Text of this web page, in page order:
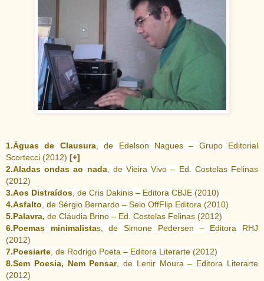
1.Águas de Clausura, de Edelson Nagues – Grupo Editorial
Scortecci (2012) [+]
2.Aladas ondas ao nada, de Vieira Vivo – Ed. Costelas Felinas
(2012)
3.Aos Distraídos, de Cris Dakinis – Editora CBJE (2010)
4.Asfalto, de Sérgio Bernardo – Selo OffFlip Editora (2010)
5.Palavra, de Cláudia Brino – Ed. Costelas Felinas (2012)
6.Poemas minimalistas, de Simone Pedersen – Editora RHJ
(2012)
7.Poesiarte, de Rodrigo Poeta – Editora Literarte (2012)
8.Sem Poesia, Nem Pensar, de Lenir Moura – Editora Literarte
(2012)